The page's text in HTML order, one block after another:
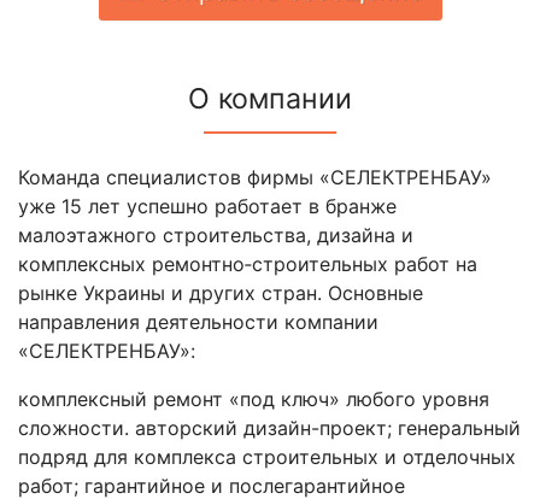
О компании
Команда специалистов фирмы «СЕЛЕКТРЕНБАУ»
уже 15 лет успешно работает в бранже
малоэтажного строительства, дизайна и
комплексных ремонтно‐строительных работ на
рынке Украины и других стран. Основные
направления деятельности компании
«СЕЛЕКТРЕНБАУ»:
комплексный ремонт «под ключ» любого уровня
сложности. авторский дизайн-проект; генеральный
подряд для комплекса строительных и отделочных
работ; гарантийное и послегарантийное